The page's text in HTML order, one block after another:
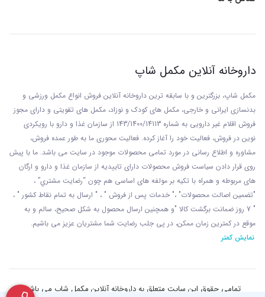
داروخانه آنلاین مکمل شاپ
مکمل شاپ، بزرگترین و با سابقه ترین داروخانه آنلاین فروش انواع مکمل ورزشی و
بدنسازی ایرانی و خارجی، مکمل های کودک و نوزاد، مکمل های تقویتی و دارای مجوز
فروش اقلام غیر دارویی به شماره 143/1400/14113 از
سازمان غذا و دارو با رويکردی
نوين در فروش، فعاليت خود را آغاز کرده. فعاليت محوری ما به طور عمده فروش،
مشاوره و اطلاع رسانی در مورد تمامی محصولات موجود در سایت می باشد. ما با پيش
روی قرار دادن سياست فروش محصولات دارای تاييديه از سازمان غذا و دارو و ارگان
های مربوطه و همراه با تکيه بر مولفه های اساسی هم چون “رضايت مشتري” ،
"تضمين اصالت محصولات" ،" خدمات پس از فروش " ، " ارسال به تمام نقاط کشور " ،
" 7 روز ضمانت برگشت کالا "و همچنين ارسال محصول به شکل صحيح، سالم و به
موقع در کمترين زمان ممکن، در پی جلب رضايت شما مشتريان عزیز می باشيم.
نمایش کمتر
تمامی حقوق این سایت متعلق به داروخانه آنلاین مکمل شاپ می باشد